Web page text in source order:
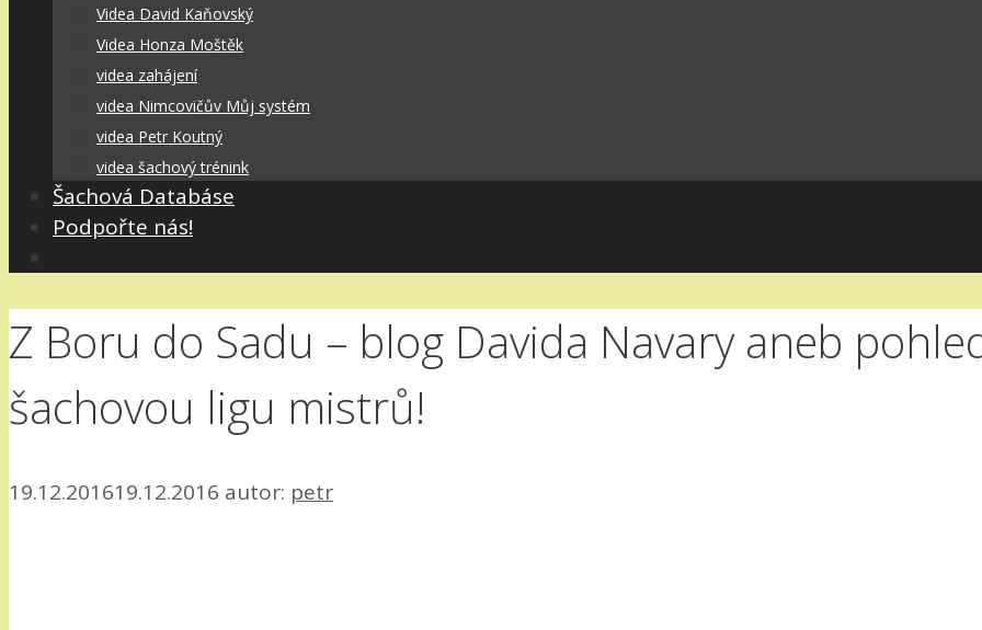
Videa David Kaňovský
Videa Honza Moštěk
videa zahájení
videa Nimcovičův Můj systém
videa Petr Koutný
videa šachový trénink
Šachová Databáse
Podpořte nás!
Z Boru do Sadu – blog Davida Navary aneb
šachovou ligu mistrů!
19.12.201619.12.2016 autor: petr